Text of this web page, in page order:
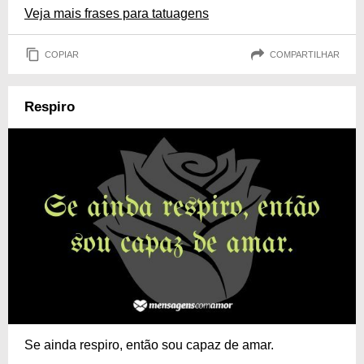
Veja mais frases para tatuagens
COPIAR COMPARTILHAR
Respiro
Se ainda respiro, então sou capaz de amar.